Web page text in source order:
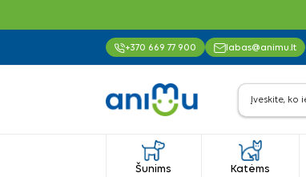
+370 669 77 900 labas@animu.lt
Šunims Katėms